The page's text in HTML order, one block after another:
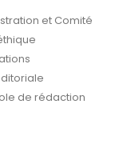
et Comité
de rédaction